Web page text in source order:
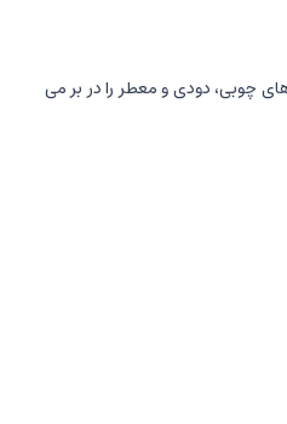
چوبی، دودی و معطر را در بر می